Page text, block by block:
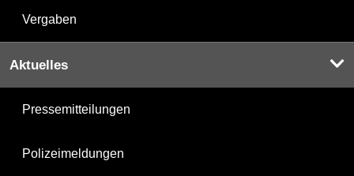
Vergaben
Aktuelles
Pressemitteilungen
Polizeimeldungen